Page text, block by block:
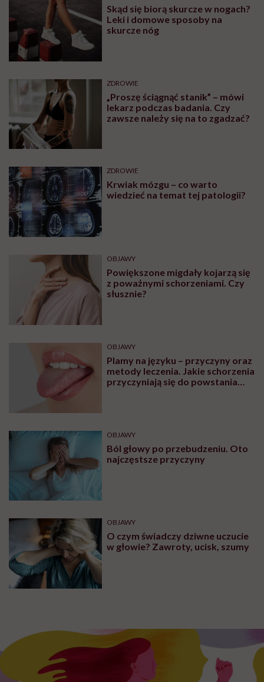
Skąd się biorą skurcze w nogach?
Leki i domowe sposoby na
skurcze nóg
ZDROWIE
„Proszę ściągnąć stanik” – mówi
lekarz podczas badania. Czy
zawsze należy się na to zgadzać?
ZDROWIE
Krwiak mózgu – co warto
wiedzieć na temat tej patologii?
OBJAWY
Powiększone migdały kojarzą się
z poważnymi schorzeniami. Czy
słusznie?
OBJAWY
Plamy na języku – przyczyny oraz
metody leczenia. Jakie schorzenia
przyczyniają się do powstania
OBJAWY
Ból głowy po przebudzeniu. Oto
najczęstsze przyczyny
OBJAWY
O czym świadczy dziwne uczucie
w głowie? Zawroty, ucisk, szumy